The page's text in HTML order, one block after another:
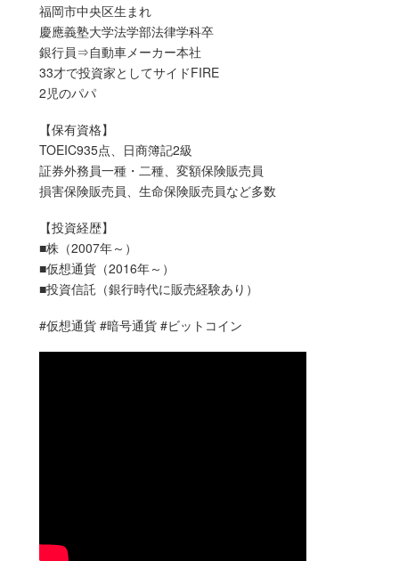
福岡市中央区生まれ
慶應義塾大学法学部法律学科卒
銀行員⇒自動車メーカー本社
33才で投資家としてサイドFIRE
2児のパパ
【保有資格】
TOEIC935点、日商簿記2級
証券外務員一種・二種、変額保険販売員
損害保険販売員、生命保険販売員など多数
【投資経歴】
■株（2007年～）
■仮想通貨（2016年～）
■投資信託（銀行時代に販売経験あり）
#仮想通貨 #暗号通貨 #ビットコイン